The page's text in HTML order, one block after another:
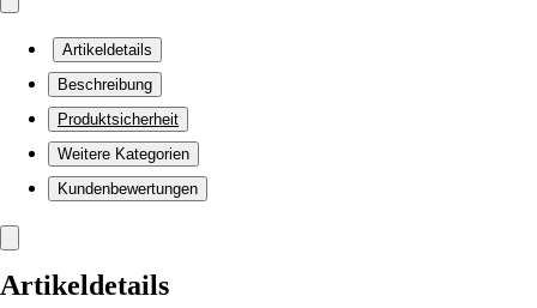
Artikeldetails
Beschreibung
Produktsicherheit
Weitere Kategorien
Kundenbewertungen
Artikeldetails